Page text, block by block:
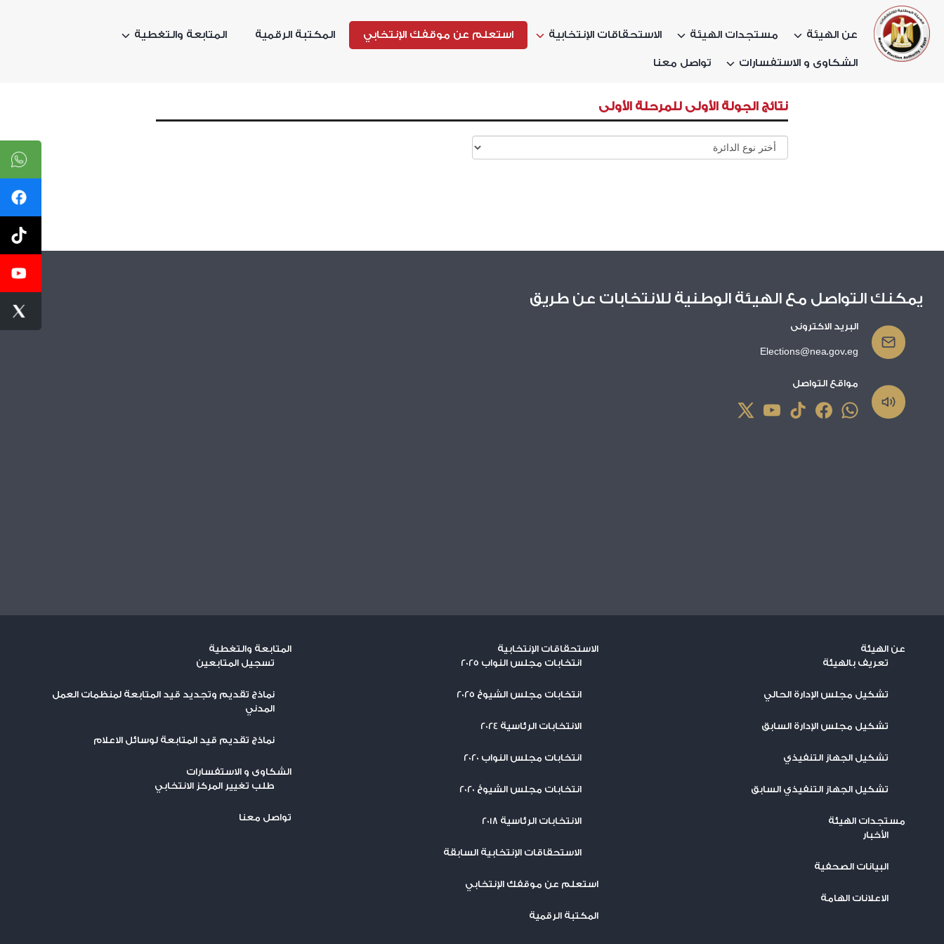
عن الهيئة مستجدات الهيئة الاستحقاقات الإنتخابية استعلم عن موقفك الإنتخابي المكتبة الرقمية المتابعة والتغطية
الشكاوى و الاستفسارات تواصل معنا
نتائج الجولة الأولى للمرحلة الأولى
يمكنك التواصل مع الهيئة الوطنية للانتخابات عن طريق
البريد الاكترونى
Elections@nea.gov.eg
مواقع التواصل
عن الهيئة
تعريف بالهيئة
تشكيل مجلس الإدارة الحالي
تشكيل مجلس الإدارة السابق
تشكيل الجهاز التنفيذي
تشكيل الجهاز التنفيذي السابق
مستجدات الهيئة
اﻷخبار
البيانات الصحفية
الاعلانات الهامة
الاستحقاقات الإنتخابية
انتخابات مجلس النواب 2025
انتخابات مجلس الشيوخ 2025
الانتخابات الرئاسية 2024
انتخابات مجلس النواب 2020
انتخابات مجلس الشيوخ 2020
الانتخابات الرئاسية 2018
الاستحقاقات الإنتخابية السابقة
استعلم عن موقفك الإنتخابي
المكتبة الرقمية
المتابعة والتغطية
تسجيل المتابعين
نماذج تقديم وتجديد قيد المتابعة لمنظمات العمل
المدني
نماذج تقديم قيد المتابعة لوسائل الاعلام
الشكاوى و الاستفسارات
طلب تغيير المركز الانتخابي
تواصل معنا